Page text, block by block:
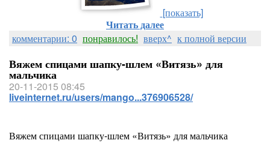
[показать]
Читать далее
комментарии: 0 понравилось! вверх^ к полной версии
Вяжем спицами шапку-шлем «Витязь» для
мальчика
20-11-2015 08:45
liveinternet.ru/users/mango...376906528/
Вяжем спицами шапку-шлем «Витязь» для мальчика